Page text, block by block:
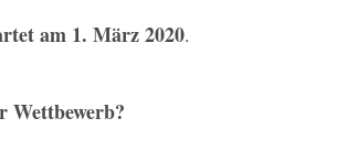
am 1. März 2020.
Wettbewerb?